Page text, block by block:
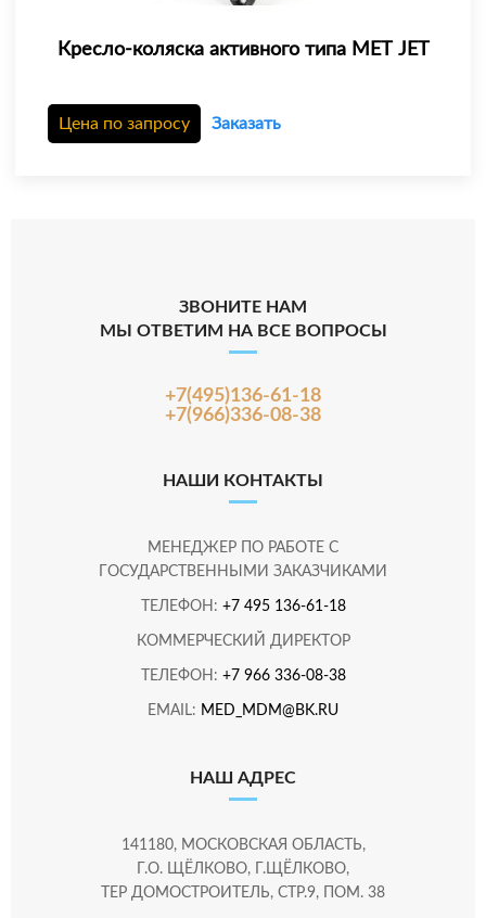
Кресло-коляска активного типа МЕТ JET
Цена по запросу Заказать
ЗВОНИТЕ НАМ
МЫ ОТВЕТИМ НА ВСЕ ВОПРОСЫ
+7(495)136-61-18
+7(966)336-08-38
НАШИ КОНТАКТЫ
МЕНЕДЖЕР ПО РАБОТЕ С
ГОСУДАРСТВЕННЫМИ ЗАКАЗЧИКАМИ
ТЕЛЕФОН: +7 495 136-61-18
КОММЕРЧЕСКИЙ ДИРЕКТОР
ТЕЛЕФОН: +7 966 336-08-38
EMAIL: MED_MDM@BK.RU
НАШ АДРЕС
141180, МОСКОВСКАЯ ОБЛАСТЬ,
Г.О. ЩЁЛКОВО, Г.ЩЁЛКОВО,
ТЕР ДОМОСТРОИТЕЛЬ, СТР.9, ПОМ. 38